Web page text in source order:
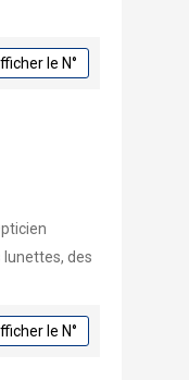
le N°
lunettes, des
le N°